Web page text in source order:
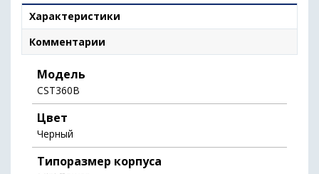
Характеристики
Комментарии
Модель
CST360B
Цвет
Черный
Типоразмер корпуса